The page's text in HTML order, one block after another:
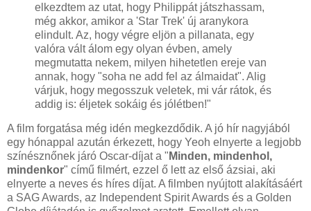
elkezdtem az utat, hogy Philippát játszhassam,
még akkor, amikor a 'Star Trek' új aranykora
elindult. Az, hogy végre eljön a pillanata, egy
valóra vált álom egy olyan évben, amely
megmutatta nekem, milyen hihetetlen ereje van
annak, hogy "soha ne add fel az álmaidat". Alig
várjuk, hogy megosszuk veletek, mi vár rátok, és
addig is: éljetek sokáig és jólétben!"
A film forgatása még idén megkezdődik. A jó hír nagyjából
egy hónappal azután érkezett, hogy Yeoh elnyerte a legjobb
színésznőnek járó Oscar-díjat a " Minden, mindenhol,
mindenkor" című filmért, ezzel ő lett az első ázsiai, aki
elnyerte a neves és híres díjat. A filmben nyújtott alakításáért
a SAG Awards, az Independent Spirit Awards és a Golden